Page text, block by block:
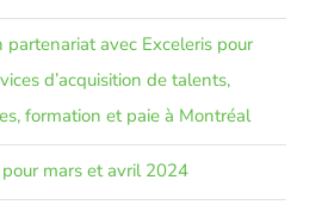
avec Exceleris pour
d’acquisition de talents,
formation et paie à Montréal
mars et avril 2024